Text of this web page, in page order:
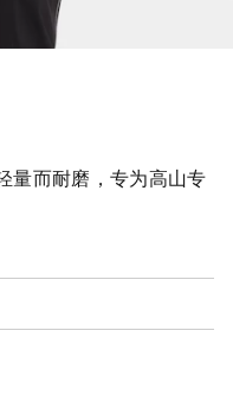
量而耐磨，专为高山专